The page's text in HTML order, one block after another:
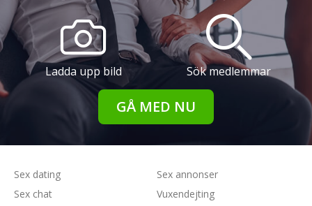
Ladda upp bild Sök medlemmar
GÅ MED NU
Sex dating
Sex chat
Sex annonser
Vuxendejting